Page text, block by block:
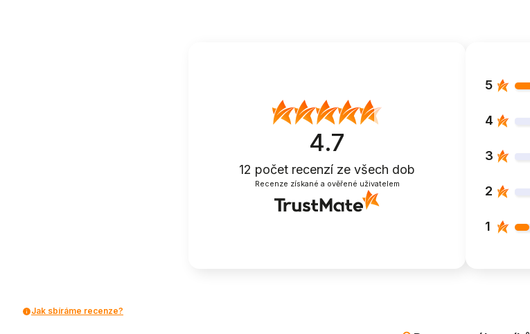
4.7
12 počet recenzí ze všech dob
Recenze získané a ověřené uživatelem
5
4
3
2
1
Jak sbíráme recenze?